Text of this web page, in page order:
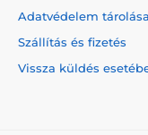
A tapéta
rögzítve,
szállítás során.
Adatvédelem tárolása
Szállítás és fizetés
Vissza küldés